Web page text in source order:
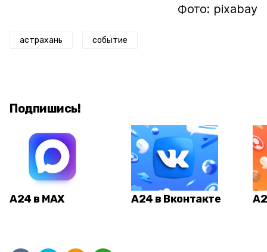
Фото: pixabay
астрахань событие
Подпишись!
А24 в MAX А24 в Вконтакте